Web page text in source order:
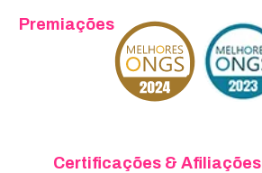
Premiações
Certificações & Afiliações